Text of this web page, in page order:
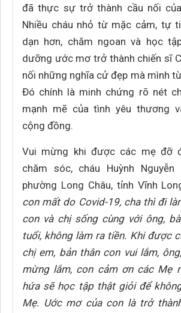
đã thực sự trở thành cầu nối
Nhiều cháu nhỏ từ mặc cảm, tự
dạn hơn, chăm ngoan và học
dưỡng ước mơ trở thành chiến sĩ
nối những nghĩa cử đẹp mà mình
Đó chính là minh chứng rõ nét
mạnh mẽ của tình yêu thương
cộng đồng.
Vui mừng khi được các mẹ đỡ
chăm sóc, cháu Huỳnh Nguyễn
phường Long Châu, tỉnh Vĩnh
con mất do Covid-19, cha thì đi
con và chị sống cùng với ông,
tuổi, không làm ra tiền. Khi được
chị em, bản thân con vui lắm,
mừng lắm, con cảm ơn các Mẹ
hứa sẽ học tập thật giỏi để
Mẹ. Uớc mơ của con là trở